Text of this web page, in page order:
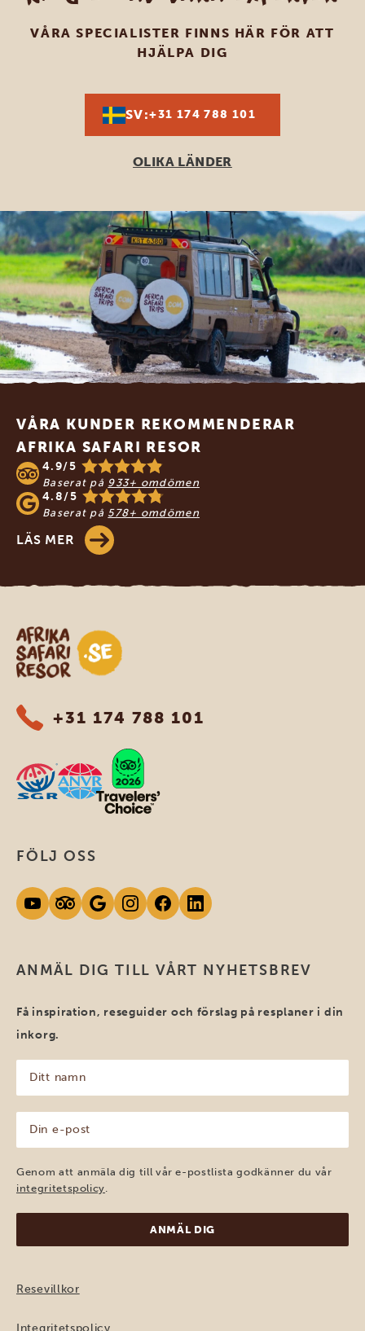
VÅRA SPECIALISTER FINNS HÄR FÖR ATT
HJÄLPA DIG
SV:+31 174 788 101
OLIKA LÄNDER
Footer
VÅRA KUNDER REKOMMENDERAR
AFRIKA SAFARI RESOR
4.9/5
Baserat på 933+ omdömen
4.8/5
Baserat på 578+ omdömen
LÄS MER
Safari-resor i Afrika
+31 174 788 101
ANMÄL DIG TILL VÅRT NYHETSBREV
Få inspiration, reseguider och förslag på resplaner i din
inkorg.
namn
(Obligatoriskt)
post
(Obligatoriskt)
Genom att anmäla dig till vår e-postlista godkänner du vår
integritetspolicy
FÖLJ OSS
Resevillkor
Integritetspolicy